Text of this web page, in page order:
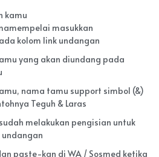
kamu
masukkan
kolom link undangan
yang akan diundang pada
nama tamu support simbol (&)
Teguh & Laras
melakukan pengisian untuk
paste-kan di WA / Sosmed ketika